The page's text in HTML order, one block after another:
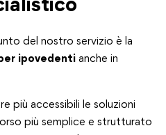
del nostro servizio è la
ipovedenti anche in
più accessibili le soluzioni
più semplice e strutturato